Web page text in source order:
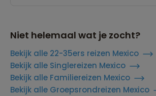
Niet helemaal wat je zocht?
Bekijk alle 22-35ers reizen Mexico
Bekijk alle Singlereizen Mexico
Bekijk alle Familiereizen Mexico
Bekijk alle Groepsrondreizen Mexico